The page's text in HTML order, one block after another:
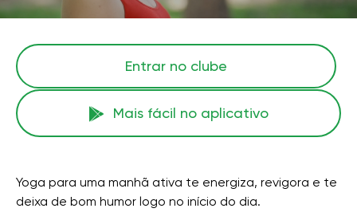
Entrar no clube
Mais fácil no aplicativo
Yoga para uma manhã ativa te energiza, revigora e te
deixa de bom humor logo no início do dia.